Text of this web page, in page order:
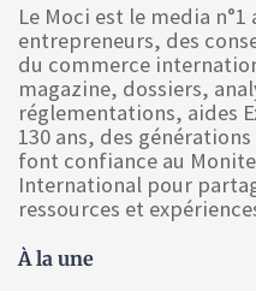
Le Moci est le media n°1
entrepreneurs, des
du commerce
magazine, dossiers,
réglementations, aides
130 ans, des
font confiance au
International pour
ressources et
À la une